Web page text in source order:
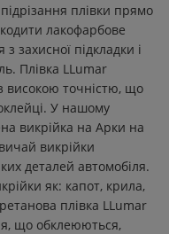
плівки прямо
лакофарбове
захисної підкладки і
Плівка LLumar
високою точністю, що
У нашому
​​викрійка на Арки на
викрійки
деталей автомобіля.
як: капот, крила,
плівка LLumar
що обклеюються,